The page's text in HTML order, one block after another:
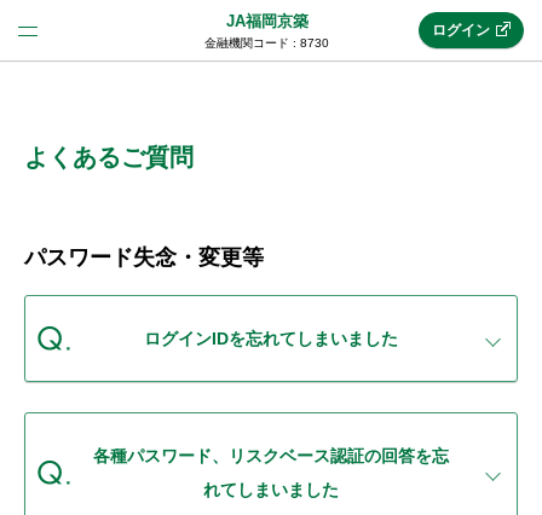
JA福岡京築
金融機関コード : 8730
(法人JAネットバンク)
JAネットバンクトップ
機能・サービス
ログイン
よくあるご質問
パスワード失念・変更等
ログインIDを忘れてしまいました
各種パスワード、リスクベース認証の回答を忘
れてしまいました